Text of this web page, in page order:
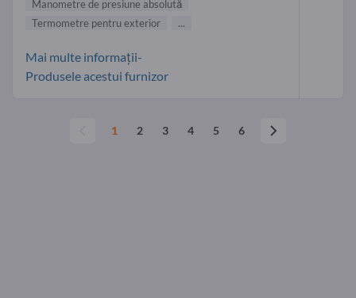
Manometre de presiune absolută
Termometre pentru exterior
...
Mai multe informații-
Produsele acestui furnizor
1 2 3 4 5 6